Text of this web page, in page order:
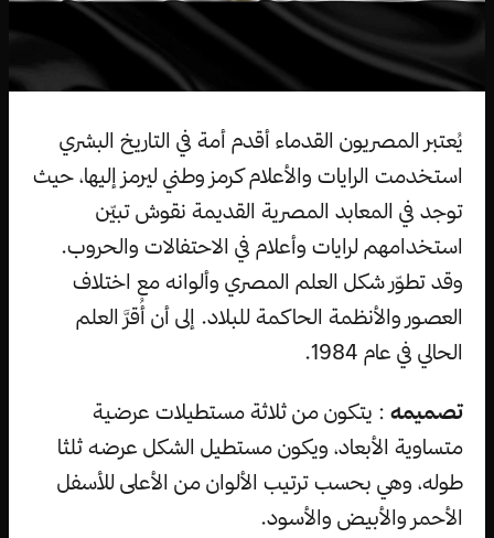
يُعتبر المصريون القدماء أقدم أمة في التاريخ البشري
استخدمت الرايات والأعلام كرمز وطني ليرمز إليها، حيث
توجد في المعابد المصرية القديمة نقوش تبيّن
استخدامهم لرايات وأعلام في الاحتفالات والحروب.
وقد تطوّر شكل العلم المصري وألوانه مع اختلاف
العصور والأنظمة الحاكمة للبلاد. إلى أن أُقرَّ العلم
الحالي في عام 1984.
تصميمه : يتكون من ثلاثة مستطيلات عرضية
متساوية الأبعاد، ويكون مستطيل الشكل عرضه ثلثا
طوله، وهي بحسب ترتيب الألوان من الأعلى للأسفل
الأحمر والأبيض والأسود.